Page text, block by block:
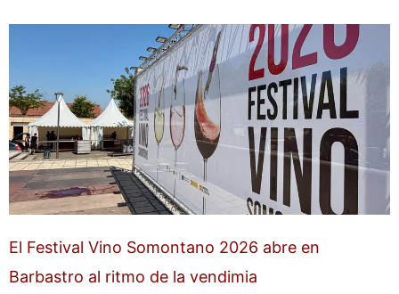
El Festival Vino Somontano 2026 abre en
Barbastro al ritmo de la vendimia